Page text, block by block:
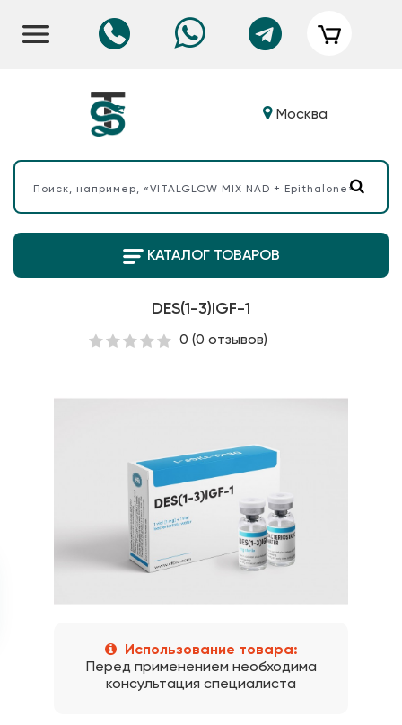
Москва
КАТАЛОГ ТОВАРОВ
DES(1-3)IGF-1
0 (0 отзывов)
Использование товара:
Перед применением необходима
консультация специалиста